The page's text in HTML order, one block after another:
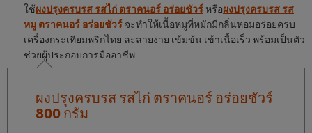
ใช้ผงปรุงครบรส รสไก่ ตราคนอร์ อร่อยชัวร์หรือผงปรุงครบรส รส
หมู ตราคนอร์ อร่อยชัวร์ จะทำให้เนื้อหมูที่หมักมีกลิ่นหอมอร่อยครบ
เครื่องกระเทียมพริกไทย ละลายง่าย เข้มข้น เข้าเนื้อเร็ว พร้อมเป็นตัว
ช่วยผู้ประกอบการมืออาชีพ
ผงปรุงครบรส รสไก่ ตราคนอร์ อร่อยชัวร์
800 กรัม